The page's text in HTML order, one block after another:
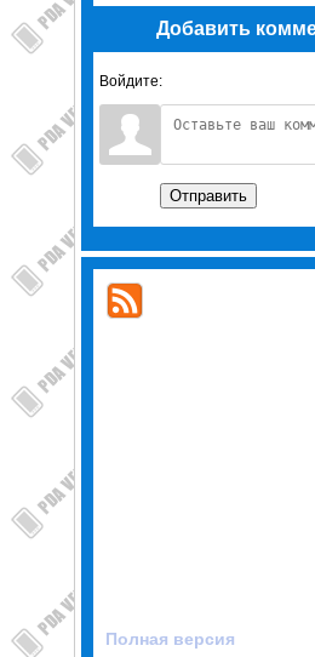
Добавить
Войдите:
Отправить
Полная версия